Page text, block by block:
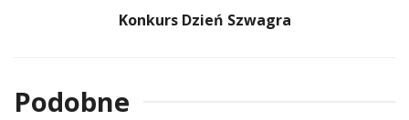
Konkurs Dzień Szwagra
Podobne